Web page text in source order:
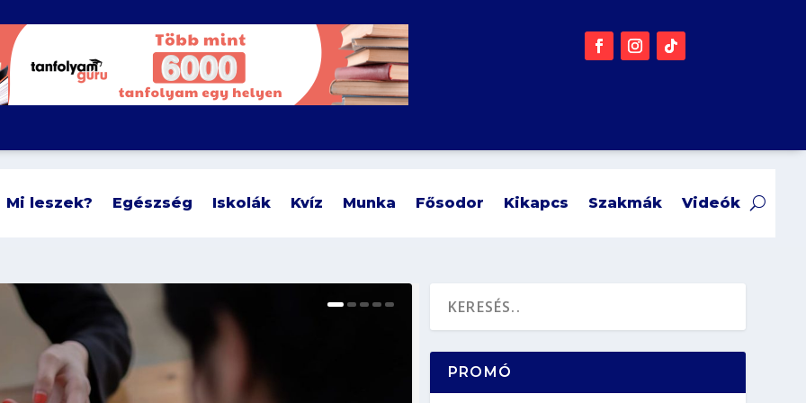
Mi leszek? Egészség Iskolák Kvíz Munka Fősodor Kikapcs Szakmák Videók
PROMÓ